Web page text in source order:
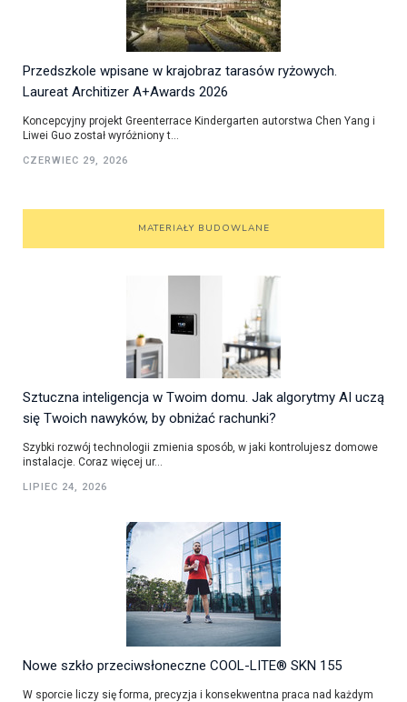
Przedszkole wpisane w krajobraz tarasów ryżowych.
Laureat Architizer A+Awards 2026
Koncepcyjny projekt Greenterrace Kindergarten autorstwa Chen Yang i
Liwei Guo został wyróżniony t...
CZERWIEC 29, 2026
MATERIAŁY BUDOWLANE
Sztuczna inteligencja w Twoim domu. Jak algorytmy AI uczą
się Twoich nawyków, by obniżać rachunki?
Szybki rozwój technologii zmienia sposób, w jaki kontrolujesz domowe
instalacje. Coraz więcej ur...
LIPIEC 24, 2026
Nowe szkło przeciwsłoneczne COOL-LITE® SKN 155
W sporcie liczy się forma, precyzja i konsekwentna praca nad każdym